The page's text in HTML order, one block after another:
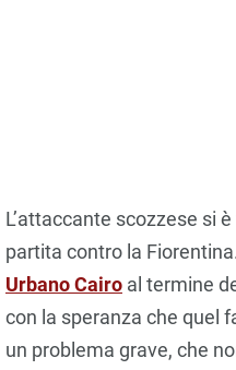
L’attaccante scozzese si
partita contro la
Urbano Cairo al termine
con la speranza che quel
un problema grave, che